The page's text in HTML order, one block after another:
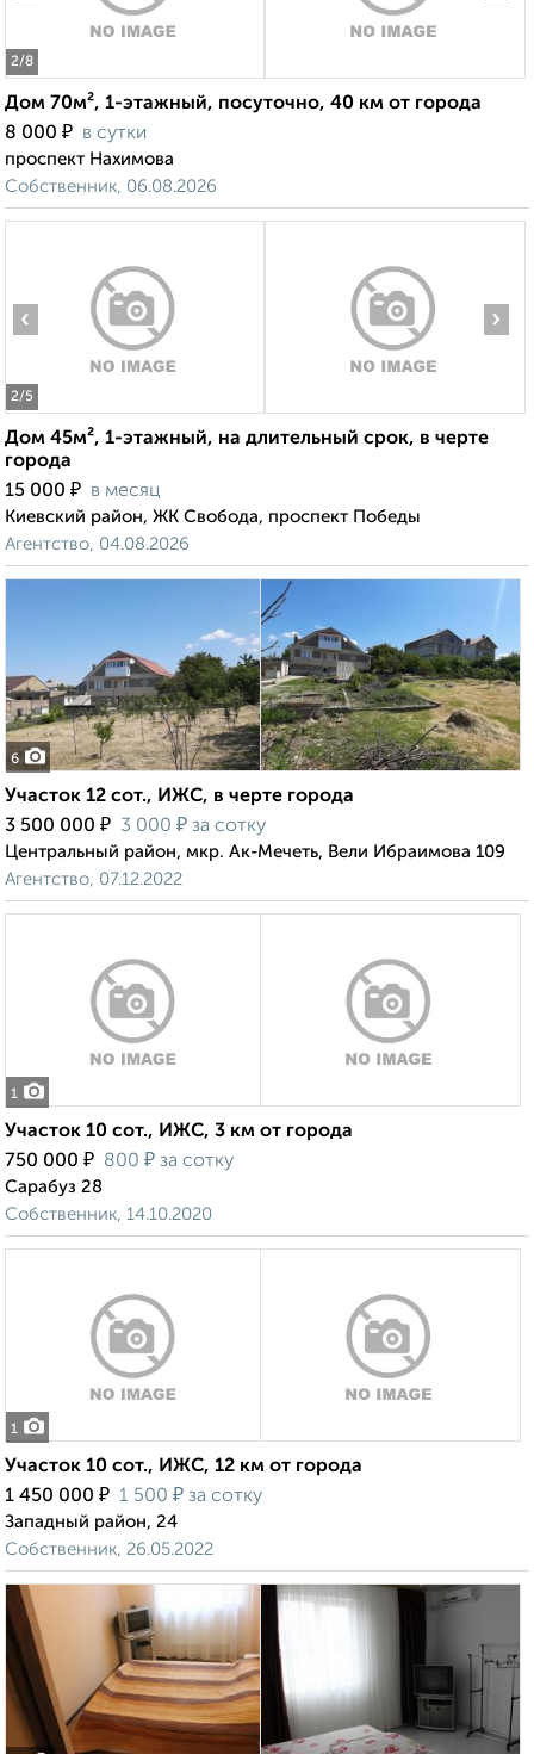
2/8
Дом 70м², 1-этажный, посуточно, 40 км от города
8 000 ₽ в сутки
проспект Нахимова
Собственник, 06.08.2026
2/5
‹ ›
Дом 45м², 1-этажный, на длительный срок, в черте
города
15 000 ₽ в месяц
Киевский район, ЖК Свобода, проспект Победы
Агентство, 04.08.2026
6
Участок 12 сот., ИЖС, в черте города
3 500 000 ₽ 3 000 ₽ за сотку
Центральный район, мкр. Ак-Мечеть, Вели Ибраимова 109
Агентство, 07.12.2022
1
Участок 10 сот., ИЖС, 3 км от города
750 000 ₽ 800 ₽ за сотку
Сарабуз 28
Собственник, 14.10.2020
1
Участок 10 сот., ИЖС, 12 км от города
1 450 000 ₽ 1 500 ₽ за сотку
Западный район, 24
Собственник, 26.05.2022